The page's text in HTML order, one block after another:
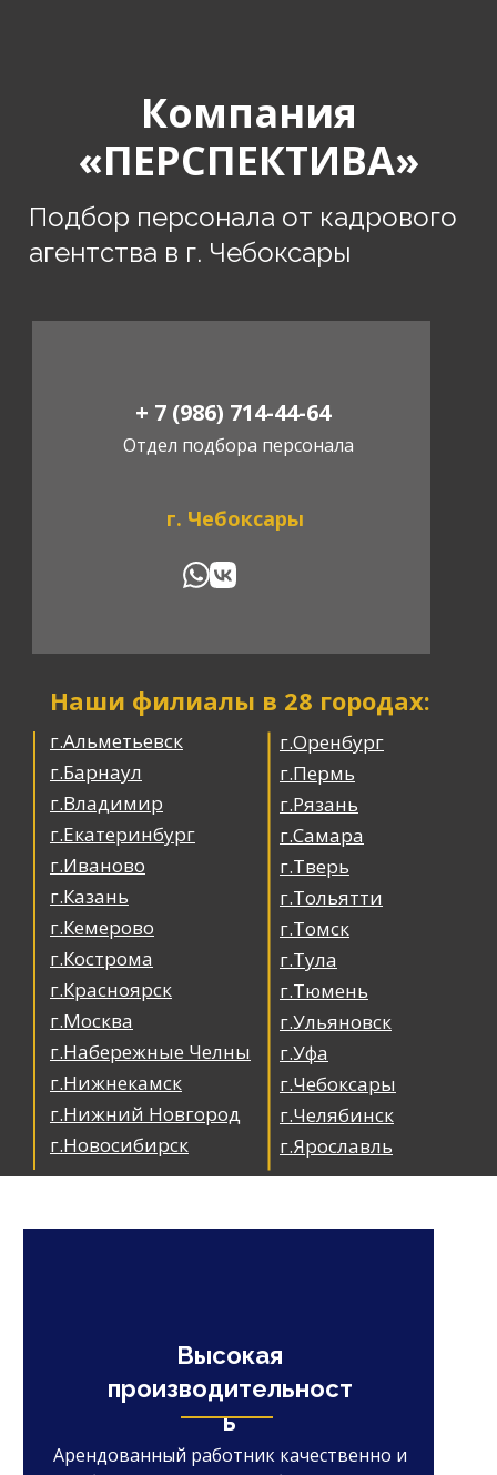
г.Оренбург
г.Пермь
г.Рязань
г.Самара
г.Тверь
г.Тольятти
г.Томск
г.Тула
г.Тюмень
г.Ульяновск
г.Уфа
г.Чебоксары
г.Челябинск
г.Ярославль
г.Альметьевск
г.Барнаул
г.Владимир
г.Екатеринбург
г.Иваново
г.Казань
г.Кемерово
г.Кострома
г.Красноярск
г.Москва
г.Набережные Челны
г.Нижнекамск
г.Нижний Новгород
г.Новосибирск
Наши филиалы в 28 городах:
Высокая
производительност
ь
Арендованный работник качественно и
Отдел подбора персонала
+ 7 (986) 714-44-64
г. Чебоксары
Подбор персонала от кадрового
агентства в г. Чебоксары
Компания
«ПЕРСПЕКТИВА»